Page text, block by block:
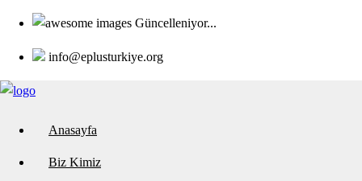
Güncelleniyor...
info@eplusturkiye.org
Anasayfa
Biz Kimiz